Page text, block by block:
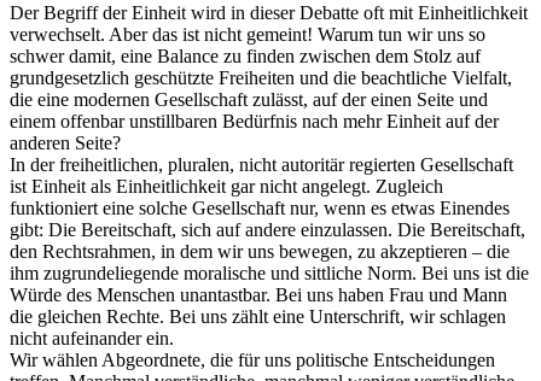
Der Begriff der Einheit wird in dieser Debatte oft mit Einheitlichkeit
verwechselt. Aber das ist nicht gemeint! Warum tun wir uns so
schwer damit, eine Balance zu finden zwischen dem Stolz auf
grundgesetzlich geschützte Freiheiten und die beachtliche Vielfalt,
die eine modernen Gesellschaft zulässt, auf der einen Seite und
einem offenbar unstillbaren Bedürfnis nach mehr Einheit auf der
anderen Seite?
In der freiheitlichen, pluralen, nicht autoritär regierten Gesellschaft
ist Einheit als Einheitlichkeit gar nicht angelegt. Zugleich
funktioniert eine solche Gesellschaft nur, wenn es etwas Einendes
gibt: Die Bereitschaft, sich auf andere einzulassen. Die Bereitschaft,
den Rechtsrahmen, in dem wir uns bewegen, zu akzeptieren – die
ihm zugrundeliegende moralische und sittliche Norm. Bei uns ist die
Würde des Menschen unantastbar. Bei uns haben Frau und Mann
die gleichen Rechte. Bei uns zählt eine Unterschrift, wir schlagen
nicht aufeinander ein.
Wir wählen Abgeordnete, die für uns politische Entscheidungen